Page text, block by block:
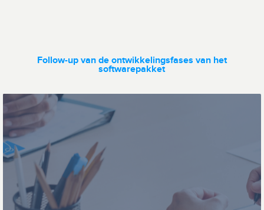
Follow-up van de ontwikkelingsfases van het
softwarepakket